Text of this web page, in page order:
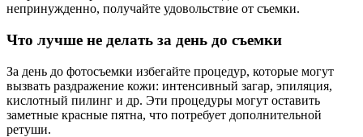
непринужденно, получайте удовольствие от съемки.
Что лучше не делать за день до съемки
За день до фотосъемки избегайте процедур, которые могут
вызвать раздражение кожи: интенсивный загар, эпиляция,
кислотный пилинг и др. Эти процедуры могут оставить
заметные красные пятна, что потребует дополнительной
ретуши.